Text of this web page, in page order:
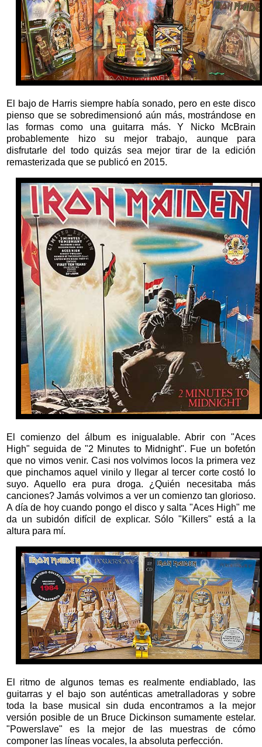
El bajo de Harris siempre había sonado, pero en este disco
pienso que se sobredimensionó aún más, mostrándose en
las formas como una guitarra más. Y Nicko McBrain
probablemente hizo su mejor trabajo, aunque para
disfrutarle del todo quizás sea mejor tirar de la edición
remasterizada que se publicó en 2015.
El comienzo del álbum es inigualable. Abrir con "Aces
High" seguida de "2 Minutes to Midnight". Fue un bofetón
que no vimos venir. Casi nos volvimos locos la primera vez
que pinchamos aquel vinilo y llegar al tercer corte costó lo
suyo. Aquello era pura droga. ¿Quién necesitaba más
canciones? Jamás volvimos a ver un comienzo tan glorioso.
A día de hoy cuando pongo el disco y salta "Aces High" me
da un subidón difícil de explicar. Sólo "Killers" está a la
altura para mí.
El ritmo de algunos temas es realmente endiablado, las
guitarras y el bajo son auténticas ametralladoras y sobre
toda la base musical sin duda encontramos a la mejor
versión posible de un Bruce Dickinson sumamente estelar.
"Powerslave" es la mejor de las muestras de cómo
componer las líneas vocales, la absoluta perfección.